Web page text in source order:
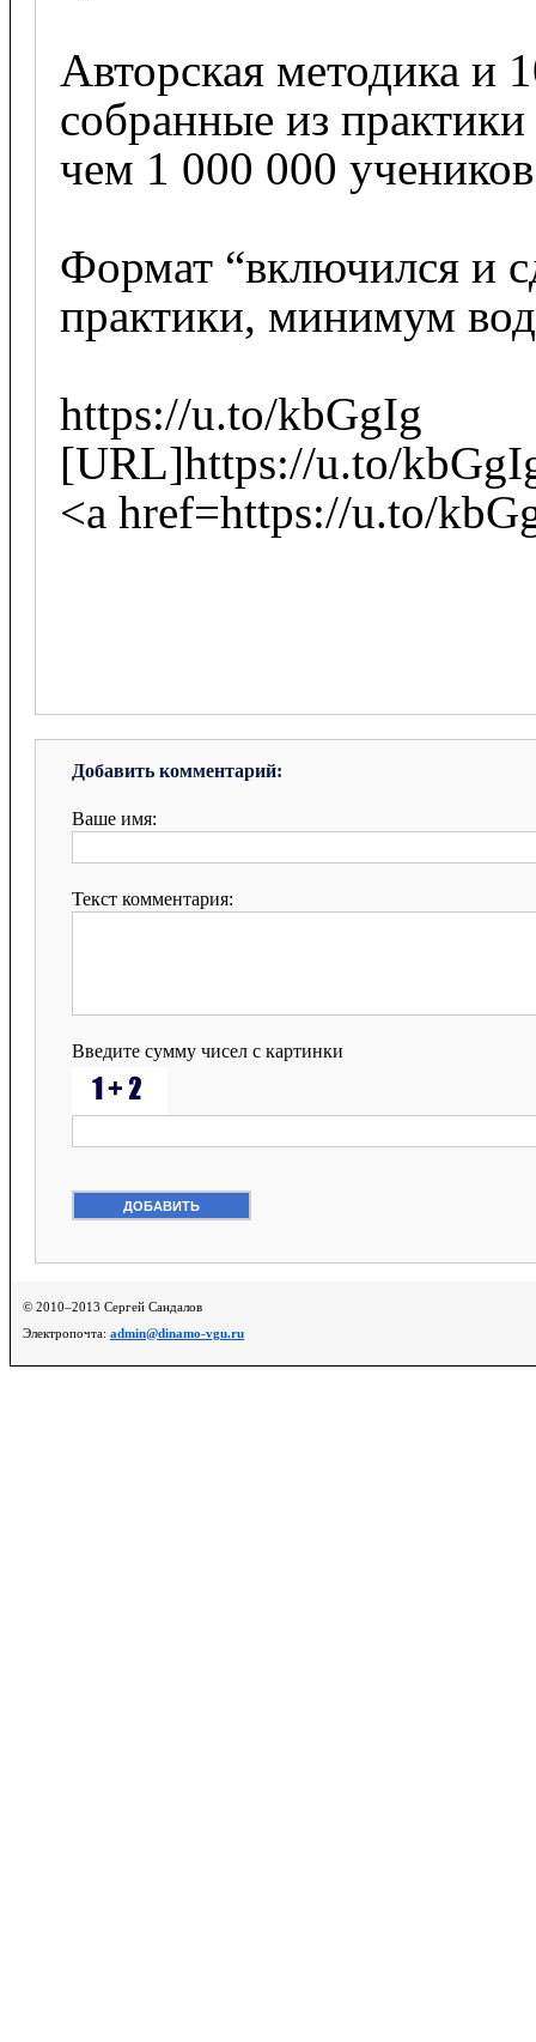
Авторская методика и
собранные из
чем 1 000 000
Формат “включился и
практики, минимум
https://u.to/kbGgIg
[URL]https://u.to/
<a href=https://u.to/
Добавить комментарий:
Ваше имя:
Текст комментария:
Введите сумму чисел с картинки
© 2010–2013 Сергей Сандалов
Электропочта: admin@dinamo-vgu.ru